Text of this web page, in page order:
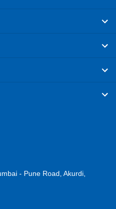
- Pune Road, Akurdi,